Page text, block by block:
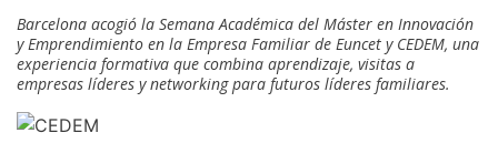
Barcelona acogió la Semana Académica del Máster en Innovación
y Emprendimiento en la Empresa Familiar de Euncet y CEDEM, una
experiencia formativa que combina aprendizaje, visitas a
empresas líderes y networking para futuros líderes familiares.